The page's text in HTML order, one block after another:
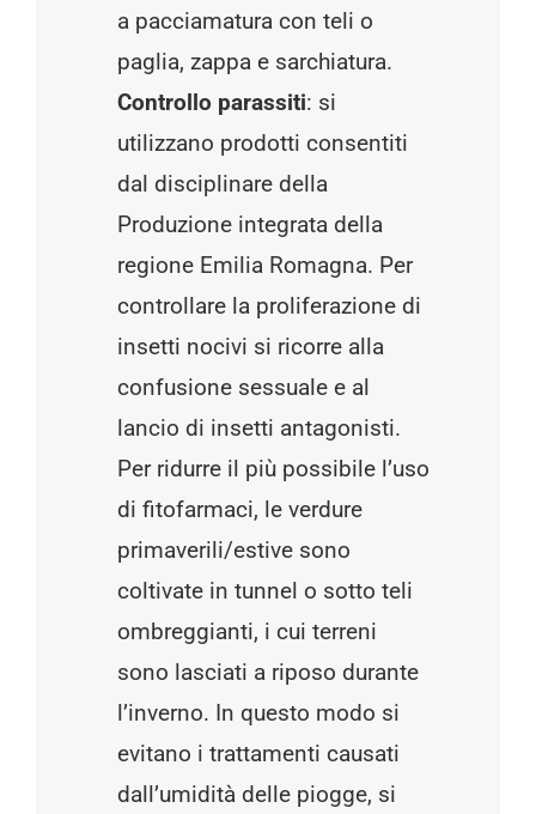
a pacciamatura con teli o
paglia, zappa e sarchiatura.
Controllo parassiti: si
utilizzano prodotti consentiti
dal disciplinare della
Produzione integrata della
regione Emilia Romagna. Per
controllare la proliferazione di
insetti nocivi si ricorre alla
confusione sessuale e al
lancio di insetti antagonisti.
Per ridurre il più possibile l’uso
di fitofarmaci, le verdure
primaverili/estive sono
coltivate in tunnel o sotto teli
ombreggianti, i cui terreni
sono lasciati a riposo durante
l’inverno. In questo modo si
evitano i trattamenti causati
dall’umidità delle piogge, si